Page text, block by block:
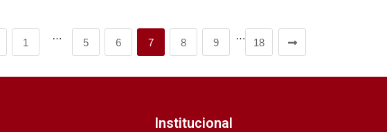
1
…
5 6 7 8 9
…
18
Institucional